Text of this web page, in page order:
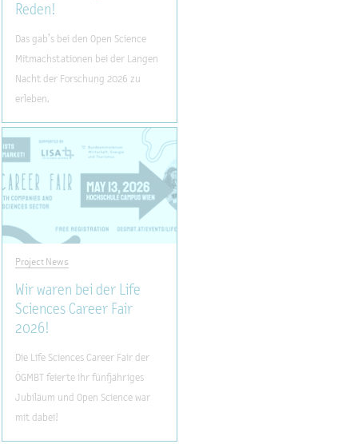
Reden!
Das gab’s bei den Open Science
Mitmachstationen bei der Langen
Nacht der Forschung 2026 zu
erleben.
Project News
Wir waren bei der Life
Sciences Career Fair
2026!
Die Life Sciences Career Fair der
ÖGMBT feierte ihr fünfjähriges
Jubiläum und Open Science war
mit dabei!